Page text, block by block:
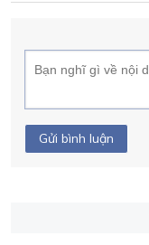
Gửi bình luận